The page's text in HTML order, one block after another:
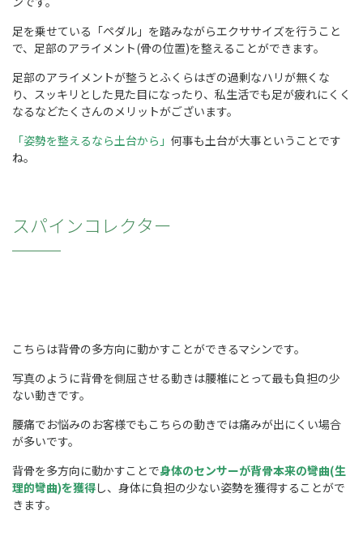
足を乗せている「ペダル」を踏みながらエクササイズを行うこと
で、足部のアライメント(骨の位置)を整えることができます。
足部のアライメントが整うとふくらはぎの過剰なハリが無くな
り、スッキリとした見た目になったり、私生活でも足が疲れにくく
なるなどたくさんのメリットがございます。
「姿勢を整えるなら土台から」 何事も土台が大事ということです
ね。
スパインコレクター
こちらは背骨の多方向に動かすことができるマシンです。
写真のように背骨を側屈させる動きは腰椎にとって最も負担の少
ない動きです。
腰痛でお悩みのお客様でもこちらの動きでは痛みが出にくい場合
が多いです。
背骨を多方向に動かすことで身体のセンサーが背骨本来の彎曲(生
理的彎曲)を獲得し、身体に負担の少ない姿勢を獲得することがで
きます。